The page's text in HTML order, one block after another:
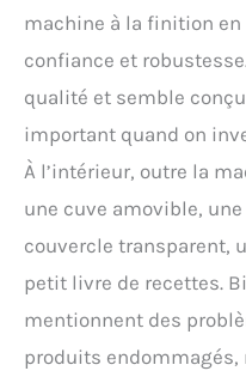
machine à la finition
confiance et
qualité et semble
important quand on
À l’intérieur, outre la
une cuve amovible,
couvercle transparent,
petit livre de recettes.
mentionnent des
produits